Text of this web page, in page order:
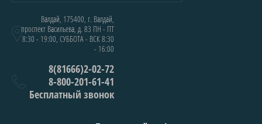
Валдай, 175400, г. Валдай,
проспект Васильева, д. 83 ПН - ПТ
8:30 - 19:00, СУББОТА - ВСК 8:30
- 16:00
8(81666)2-02-72
8-800-201-61-41
Бесплатный звонок